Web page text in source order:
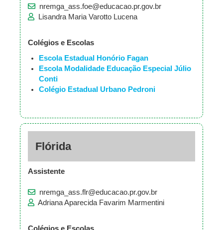
nremga_ass.foe@educacao.pr.gov.br
Lisandra Maria Varotto Lucena
Colégios e Escolas
Escola Estadual Honório Fagan
Escola Modalidade Educação Especial Júlio
Conti
Colégio Estadual Urbano Pedroni
Flórida
Assistente
nremga_ass.flr@educacao.pr.gov.br
Adriana Aparecida Favarim Marmentini